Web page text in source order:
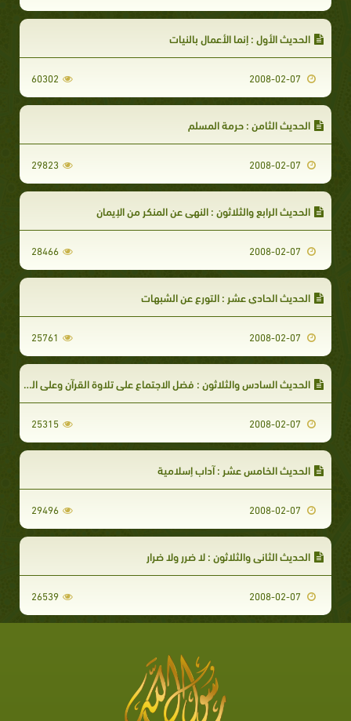
الحديث الأول : إنما الأعمال بالنيات
60302
الحديث الثامن : حرمة المسلم
29823
الحديث الرابع والثلاثون : النهي عن المنكر من الإيمان
28466
الحديث الحادي عشر : التورع عن الشبهات
25761
الحديث السادس والثلاثون : فضل الاجتماع على تلاوة القرآن وعلى الذكر
25315
الحديث الخامس عشر : آداب إسلامية
29496
الحديث الثاني والثلاثون : لا ضرر ولا ضرار
26539